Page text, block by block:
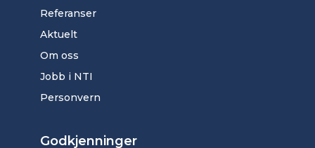
Referanser
Aktuelt
Om oss
Jobb i NTI
Personvern
Godkjenninger